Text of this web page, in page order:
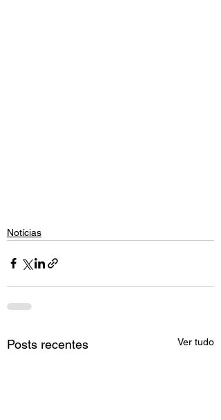
Notícias
Posts recentes Ver tudo